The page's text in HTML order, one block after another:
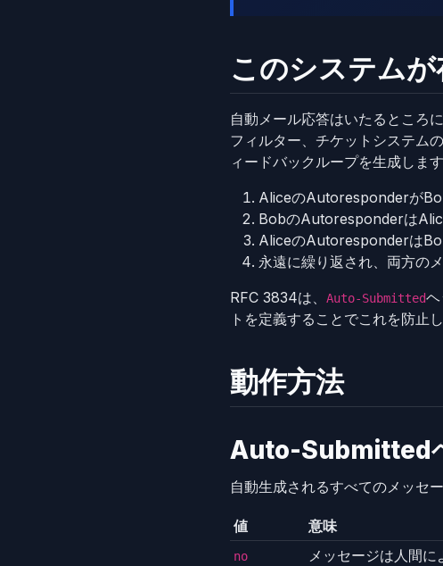
このシステム
自動メール応答はいたるところ
フィルター、チケットシステム
ィードバックループを生成します
AliceのAutoresponderが
BobのAutoresponderは
AliceのAutoresponderは
永遠に繰り返され、両方の
RFC 3834は、
Auto-Submitted
トを定義することでこれを防止し
動作方法
Auto-Submitted
自動生成されるすべてのメッセー
値 意味
no
メッセージは人間